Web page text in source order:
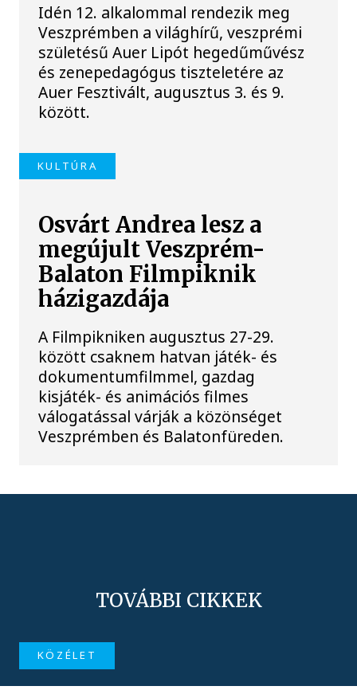
Idén 12. alkalommal rendezik meg
Veszprémben a világhírű, veszprémi
születésű Auer Lipót hegedűművész
és zenepedagógus tiszteletére az
Auer Fesztivált, augusztus 3. és 9.
között.
KULTÚRA
Osvárt Andrea lesz a
megújult Veszprém-
Balaton Filmpiknik
házigazdája
A Filmpikniken augusztus 27-29.
között csaknem hatvan játék- és
dokumentumfilmmel, gazdag
kisjáték- és animációs filmes
válogatással várják a közönséget
Veszprémben és Balatonfüreden.
TOVÁBBI CIKKEK
KÖZÉLET